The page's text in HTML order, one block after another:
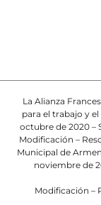
La Alianza
para el trabajo y
octubre de 2020 –
Modificación –
Municipal de
noviembre de
Modificación –